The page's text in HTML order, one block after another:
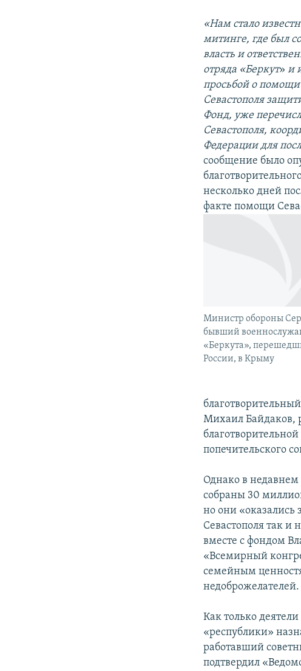
«Нам стало
митинге, где был
власть и
отряда «Беркут» и
просьбой о помощи
Севастополя
Фонд, уже
Севастополя,
Федерации для
сообщение было
несколько дней
факте помощи
Министр обороны
бывший
«Беркута»,
России, в Крыму
Михаил Байдаков,
попечительского
Однако в
собраны 30
но они «оказались
Севастополя так и
вместе с фондом
«Всемирный
семейным
недоброжелателей.
Как только
«республики»
работавший
подтвердил